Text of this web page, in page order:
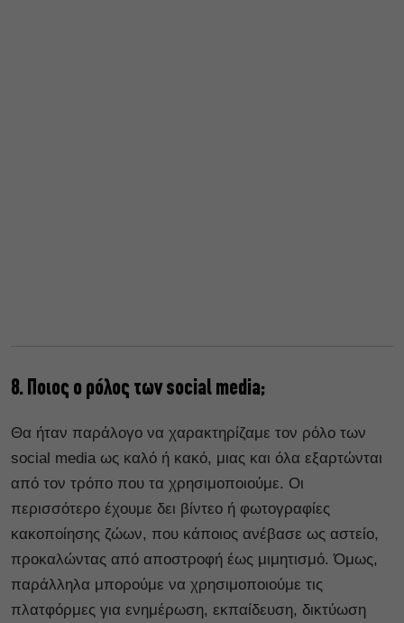
8. Ποιος ο ρόλος των social media;
Θα ήταν παράλογο να χαρακτηρίζαμε τον ρόλο των
social media ως καλό ή κακό, μιας και όλα εξαρτώνται
από τον τρόπο που τα χρησιμοποιούμε. Οι
περισσότερο έχουμε δει βίντεο ή φωτογραφίες
κακοποίησης ζώων, που κάποιος ανέβασε ως αστείο,
προκαλώντας από αποστροφή έως μιμητισμό. Όμως,
παράλληλα μπορούμε να χρησιμοποιούμε τις
πλατφόρμες για ενημέρωση, εκπαίδευση, δικτύωση